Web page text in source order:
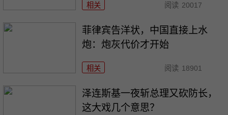
相关 阅读 20017
菲律宾告洋状，中国直接上水
炮：炮灰代价才开始
相关 阅读 18901
泽连斯基一夜斩总理又砍防长，
这大戏几个意思？